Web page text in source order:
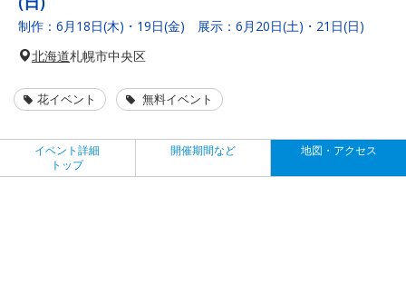
制作：6月18日(木)・19日(金) 展示：6月20日(土)・21日(日)
北海道札幌市中央区
花イベント 無料イベント
イベント詳細
トップ
開催期間など 地図・アクセス